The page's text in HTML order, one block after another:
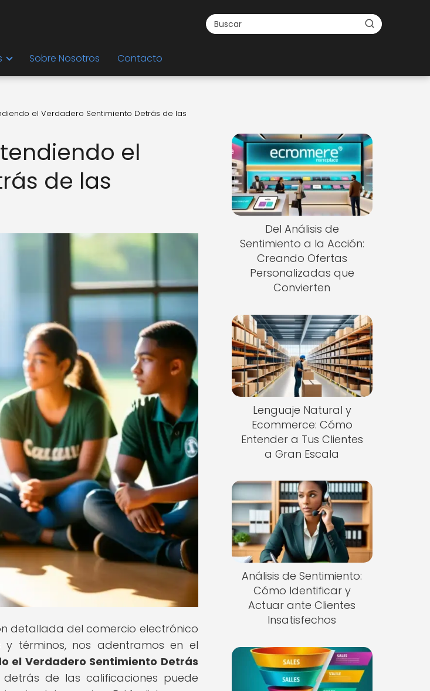
Sobre Nosotros Contacto
el Verdadero Sentimiento Detrás de las
el
de las
detallada del comercio electrónico
términos, nos adentramos en el
el Verdadero Sentimiento Detrás
de las calificaciones puede
Del Análisis de
Sentimiento a la Acción:
Creando Ofertas
Personalizadas que
Convierten
Lenguaje Natural y
Ecommerce: Cómo
Entender a Tus Clientes
a Gran Escala
Análisis de Sentimiento:
Cómo Identificar y
Actuar ante Clientes
Insatisfechos